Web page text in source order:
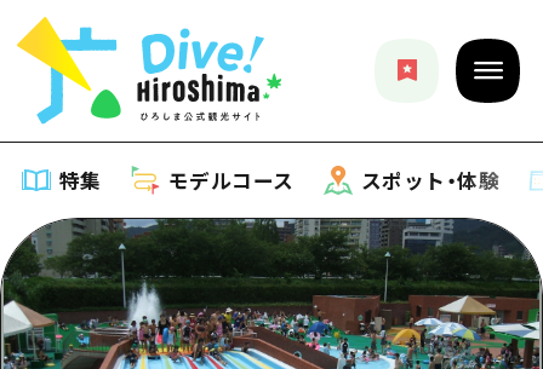
特集 モデルコース スポット・体験
特集
特集一覧
モデルコース